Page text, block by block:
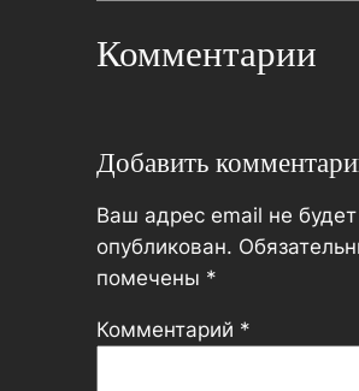
Комментарии
Добавить
Ваш адрес email не будет
опубликован.
помечены *
Комментарий *